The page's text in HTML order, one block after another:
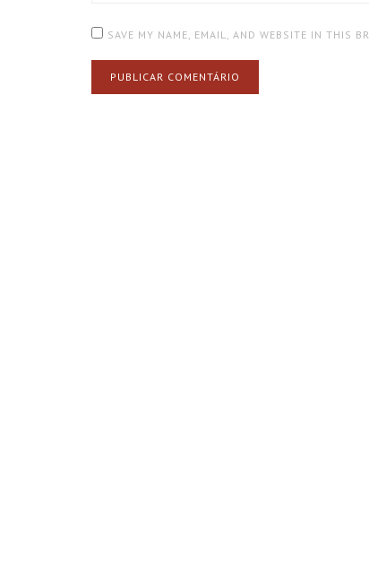
SAVE MY NAME, EMAIL, AND WEBSITE IN THIS